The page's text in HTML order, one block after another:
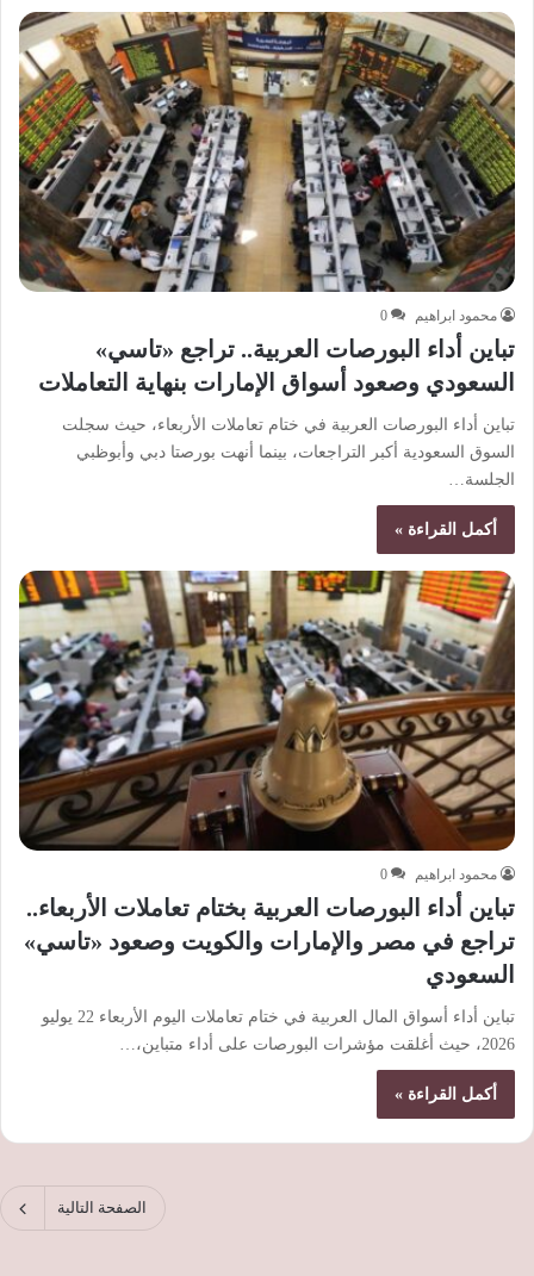
محمود ابراهيم 0
تباين أداء البورصات العربية.. تراجع «تاسي»
السعودي وصعود أسواق الإمارات بنهاية التعاملات
تباين أداء البورصات العربية في ختام تعاملات الأربعاء، حيث سجلت
السوق السعودية أكبر التراجعات، بينما أنهت بورصتا دبي وأبوظبي
الجلسة…
أكمل القراءة »
محمود ابراهيم 0
تباين أداء البورصات العربية بختام تعاملات الأربعاء..
تراجع في مصر والإمارات والكويت وصعود «تاسي»
السعودي
تباين أداء أسواق المال العربية في ختام تعاملات اليوم الأربعاء 22 يوليو
2026، حيث أغلقت مؤشرات البورصات على أداء متباين،…
أكمل القراءة »
الصفحة التالية